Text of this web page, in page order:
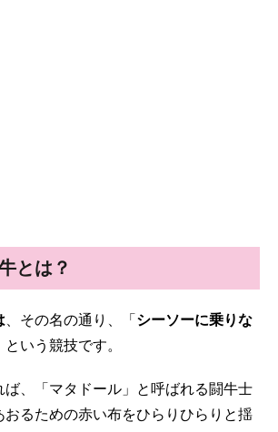
とは？
、その名の通り、「 シーソーに乗りな
という競技です。
ば、「マタドール」と呼ばれる闘牛士
おるための赤い布をひらりひらりと揺